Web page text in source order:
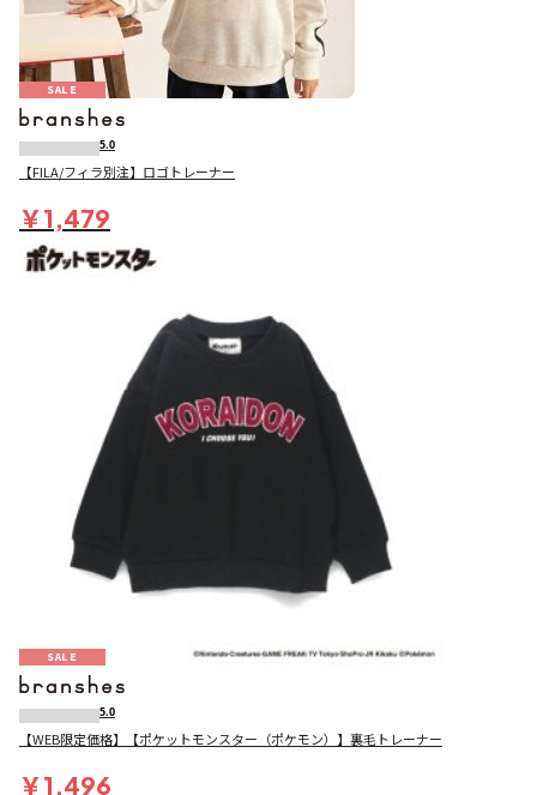
SALE
5.0
【FILA/フィラ別注】ロゴトレーナー
￥1,479
SALE
5.0
【WEB限定価格】【ポケットモンスター（ポケモン）】裏毛トレーナー
￥1,496